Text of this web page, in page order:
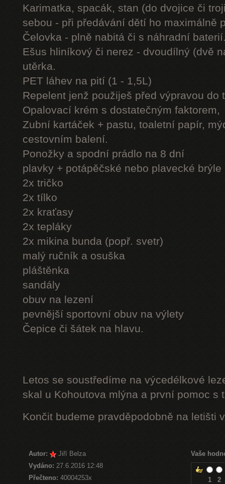
Karimatka, spacák, stan (do dvojice či
sebou - při předávání dětí ho maximálně
Čelovka - plně nabitá či s náhradní
Ešus hliníkový či nerez - dvoudílný (dvě
utěrka.
PET láhev na pití (1 - 1,5L)
Repelent jenž použiješ před výpravou do
Opalovací krém s dostatečným faktorem,
Zubní kartáček + pastu, toaletní papír,
cestovním balení.
Ponožky a spodní prádlo na 8 dní
plavky + potápěčské nebo plavecké brýle
2x tričko
2x tílko
2x kraťasy
2x tepláky
2x mikina bunda (popř. svetr)
malý ručník a osuška
pláštěnka
sandály
obuv na lezení
pevnější sportovní obuv na výlety
Čepice či šátek na hlavu.
Letos se soustředíme na výcedélkové
skal u Kohoutova mlýna a první pomoc s
Končit budeme pravděpodobně na letišti
Autor:
Jiří Belza
Vydáno: 27.6.2016 12:48
Přečteno:40004253x
Vaše
1 2